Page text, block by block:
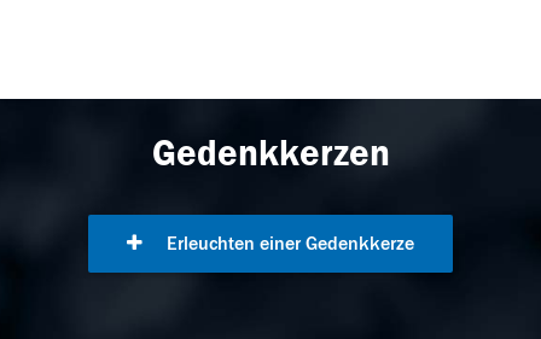
Gedenkkerzen
Erleuchten einer Gedenkkerze